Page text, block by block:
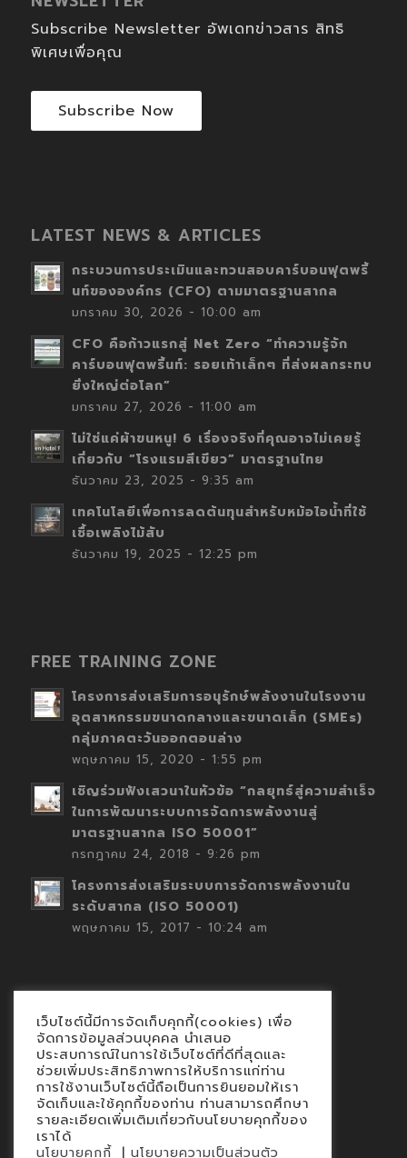
Subscribe Newsletter อัพเดทข่าวสาร สิทธิ
พิเศษเพื่อคุณ
Subscribe Now
LATEST NEWS & ARTICLES
กระบวนการประเมินและทวนสอบคาร์บอนฟุตพริ้
นท์ขององค์กร (CFO) ตามมาตรฐานสากล
มกราคม 30, 2026 - 10:00 am
CFO คือก้าวแรกสู่ Net Zero “ทำความรู้จัก
คาร์บอนฟุตพริ้นท์: รอยเท้าเล็กๆ ที่ส่งผลกระทบ
ยิ่งใหญ่ต่อโลก”
มกราคม 27, 2026 - 11:00 am
ไม่ใช่แค่ผ้าขนหนู! 6 เรื่องจริงที่คุณอาจไม่เคยรู้
เกี่ยวกับ “โรงแรมสีเขียว” มาตรฐานไทย
ธันวาคม 23, 2025 - 9:35 am
เทคโนโลยีเพื่อการลดต้นทุนสำหรับหม้อไอน้ำที่ใช้
เชื้อเพลิงไม้สับ
ธันวาคม 19, 2025 - 12:25 pm
FREE TRAINING ZONE
โครงการส่งเสริมการอนุรักษ์พลังงานในโรงงาน
อุตสาหกรรมขนาดกลางและขนาดเล็ก (SMEs)
กลุ่มภาคตะวันออกตอนล่าง
พฤษภาคม 15, 2020 - 1:55 pm
เชิญร่วมฟังเสวนาในหัวข้อ “กลยุทธ์สู่ความสำเร็จ
ในการพัฒนาระบบการจัดการพลังงานสู่
มาตรฐานสากล ISO 50001”
กรกฎาคม 24, 2018 - 9:26 pm
โครงการส่งเสริมระบบการจัดการพลังงานใน
ระดับสากล (ISO 50001)
พฤษภาคม 15, 2017 - 10:24 am
Contact
นโยบายคุกกี้
นโยบายข้อมูลส่วนบุคคล
เว็บไซต์นี้มีการจัดเก็บคุกกี้(cookies) เพื่อ
จัดการข้อมูลส่วนบุคคล นำเสนอ
ประสบการณ์ในการใช้เว็บไซต์ที่ดีที่สุดและ
ช่วยเพิ่มประสิทธิภาพการให้บริการแก่ท่าน
การใช้งานเว็บไซต์นี้ถือเป็นการยินยอมให้เรา
จัดเก็บและใช้คุกกี้ของท่าน ท่านสามารถศึกษา
รายละเอียดเพิ่มเติมเกี่ยวกับนโยบายคุกกี้ของ
เราได้
นโยบายคุกกี้ | นโยบายความเป็นส่วนตัว